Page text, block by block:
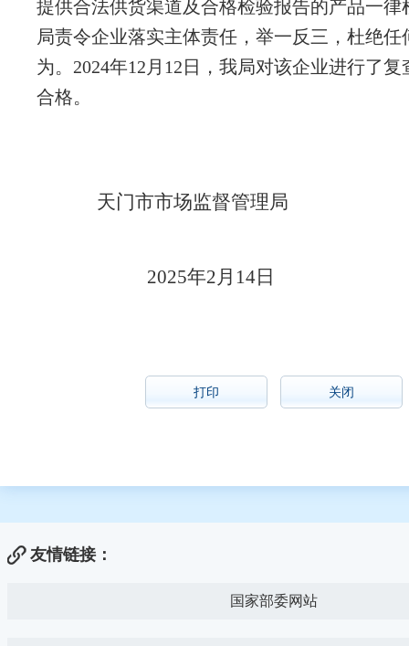
提供合法供货渠道及合格检验报告的产品一律
局责令企业落实主体责任，举一反三，杜绝任
为。 2024年12月12日，我局对该企业进行了
合格。
天门市市场监督管理局
2025年2月 14日
打印 关闭
友情链接：
国家部委网站